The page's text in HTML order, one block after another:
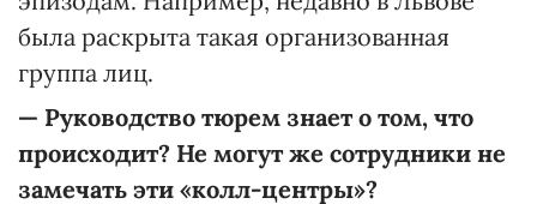
была раскрыта такая организованная
группа лиц.
— Руководство тюрем знает о том, что
происходит? Не могут же сотрудники не
замечать эти «колл-центры»?